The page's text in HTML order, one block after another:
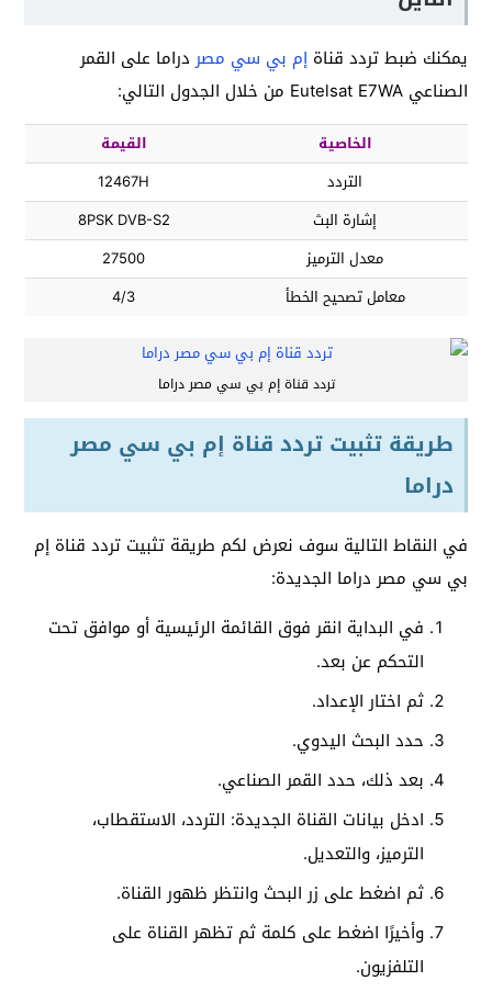
يمكنك ضبط تردد قناةإم بي سي مصردراما على القمر
الصناعي Eutelsat E7WA من خلال الجدول التالي:
الخاصية
القيمة
التردد
12467H
إشارة البث
8PSK DVB-S2
معدل الترميز
27500
معامل تصحيح الخطأ
4/3
تردد قناة إم بي سي مصر دراما
طريقة تثبيت تردد قناة إم بي سي مصر
دراما
في النقاط التالية سوف نعرض لكم طريقة تثبيت تردد قناة إم
بي سي مصر دراما الجديدة:
في البداية انقر فوق القائمة الرئيسية أو موافق تحت
التحكم عن بعد.
ثم اختار الإعداد.
حدد البحث اليدوي.
بعد ذلك، حدد القمر الصناعي.
ادخل بيانات القناة الجديدة: التردد، الاستقطاب،
الترميز، والتعديل.
ثم اضغط على زر البحث وانتظر ظهور القناة.
وأخيرًا اضغط على كلمة ثم تظهر القناة على
التلفزيون.